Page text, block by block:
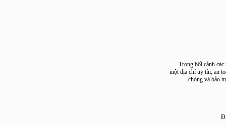
Trong bối
một địa chỉ uy tín,
chóng và